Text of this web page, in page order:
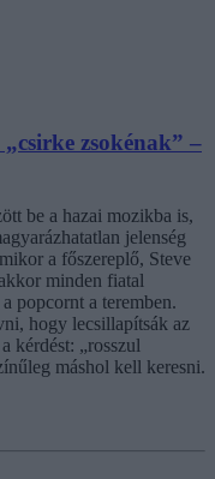
zsokénak” –
be a hazai mozikba is,
jelenség
a főszereplő, Steve
minden fiatal
popcornt a teremben.
hogy lecsillapítsák az
kérdést: „rosszul
máshol kell keresni.